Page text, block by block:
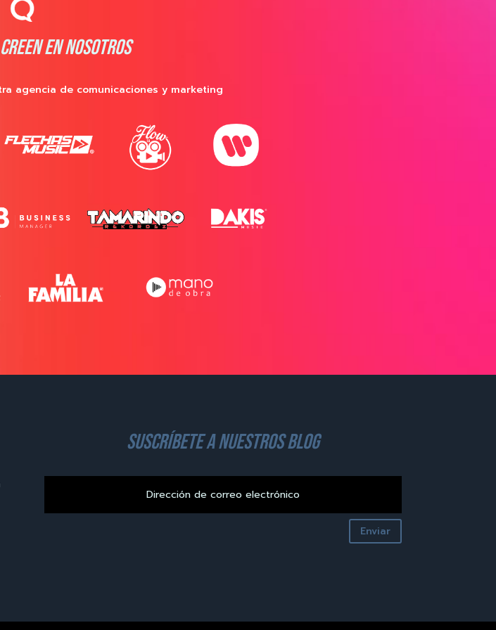
EN NOSOTROS
agencia de comunicaciones y marketing
suscríbete a nuestros blog
Enviar